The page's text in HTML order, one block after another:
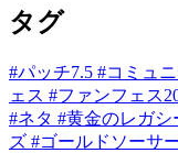
タグ
#パッチ7.5 #コミュ
ェス #ファンフェス
#ネタ #黄金のレガシ
ズ #ゴールドソーサ